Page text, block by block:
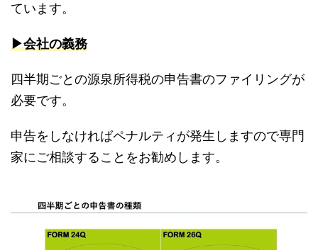
ています。
▶︎会社の義務
四半期ごとの源泉所得税の申告書のファイリングが
必要です。
申告をしなければペナルティが発生しますので専門
家にご相談することをお勧めします。